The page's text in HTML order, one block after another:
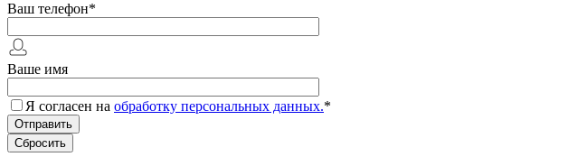
Ваш телефон*
Ваше имя
Я согласен на обработку персональных данных.*